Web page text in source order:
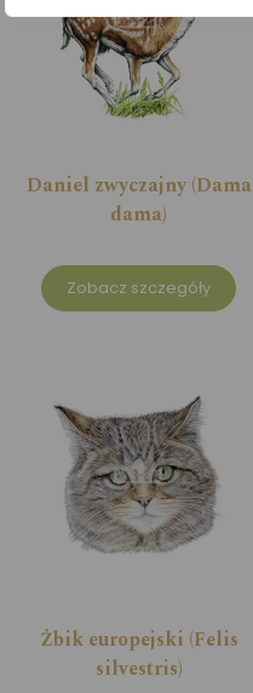
Daniel zwyczajny (Dama
dama)
Zobacz szczegóły
Żbik europejski (Felis
silvestris)